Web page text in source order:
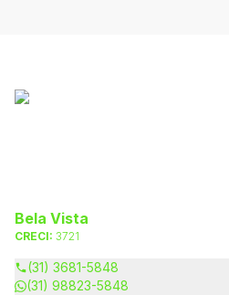
Bela Vista
CRECI: 3721
(31) 3681-5848
(31) 98823-5848